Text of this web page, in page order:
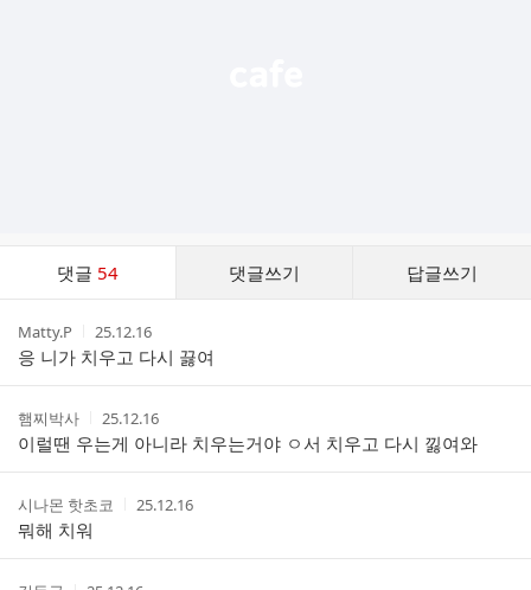
댓글 54 댓글쓰기 답글쓰기
스
작
성
자
Matty.P
작
성
시
간
25.12.16
응 니가 치우고 다시 끓여
작
성
자
햄찌박사
작
성
시
간
25.12.16
이럴땐 우는게 아니라 치우는거야 ㅇ서 치우고 다시 낋여와
작
성
자
시나몬 핫초코
작
간
25.12.16
뭐해 치워